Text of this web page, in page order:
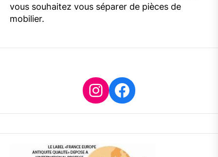
vous souhaitez vous séparer de pièces de
mobilier.
Instagram
Facebook